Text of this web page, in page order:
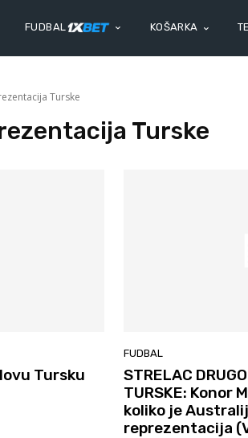
FUDBAL KOŠARKA
Turske
Turske
Tursku
FUDBAL
STRELAC
TURSKE: Konor
koliko je
reprezentacija